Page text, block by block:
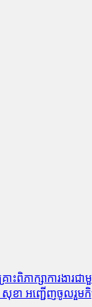
ះពិភាក្សាការងារ
ា អញ្ជើញចូលរួមកិច្